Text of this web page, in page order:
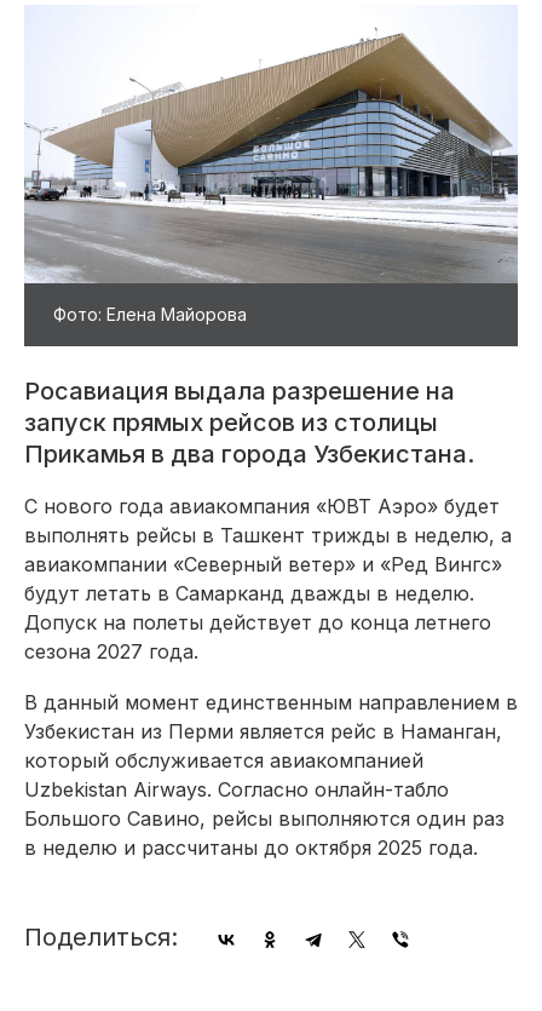
Фото: Елена Майорова
Росавиация выдала разрешение на
запуск прямых рейсов из столицы
Прикамья в два города Узбекистана.
С нового года авиакомпания «ЮВТ Аэро» будет
выполнять рейсы в Ташкент трижды в неделю, а
авиакомпании «Северный ветер» и «Ред Вингс»
будут летать в Самарканд дважды в неделю.
Допуск на полеты действует до конца летнего
сезона 2027 года.
В данный момент единственным направлением в
Узбекистан из Перми является рейс в Наманган,
который обслуживается авиакомпанией
Uzbekistan Airways. Согласно онлайн-табло
Большого Савино, рейсы выполняются один раз
в неделю и рассчитаны до октября 2025 года.
Поделиться: